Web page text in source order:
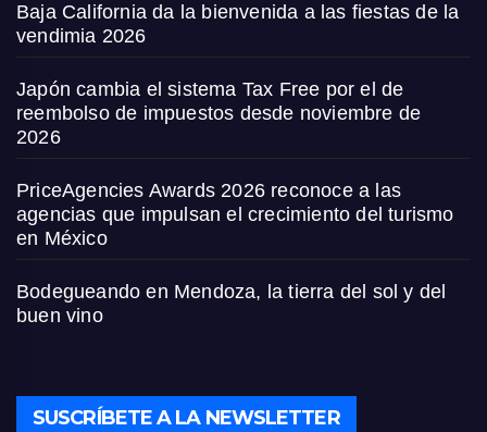
Baja California da la bienvenida a las fiestas de la
vendimia 2026
Japón cambia el sistema Tax Free por el de
reembolso de impuestos desde noviembre de
2026
PriceAgencies Awards 2026 reconoce a las
agencias que impulsan el crecimiento del turismo
en México
Bodegueando en Mendoza, la tierra del sol y del
buen vino
SUSCRÍBETE A LA NEWSLETTER